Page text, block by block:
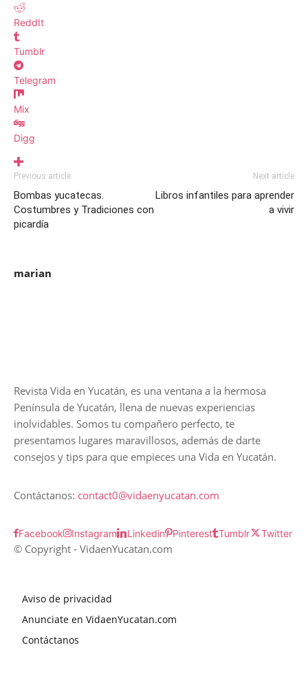
ReddIt
Tumblr
Telegram
Mix
Digg
Previous article
Bombas yucatecas.
Costumbres y Tradiciones con
picardía
Next article
Libros infantiles para aprender
a vivir
marian
Revista Vida en Yucatán, es una ventana a la hermosa
Península de Yucatán, llena de nuevas experiencias
inolvidables. Somos tu compañero perfecto, te
presentamos lugares maravillosos, además de darte
consejos y tips para que empieces una Vida en Yucatán.
Contáctanos: contact0@vidaenyucatan.com
Facebook Instagram Linkedin Pinterest Tumblr Twitter
© Copyright - VidaenYucatan.com
Aviso de privacidad
Anunciate en VidaenYucatan.com
Contáctanos